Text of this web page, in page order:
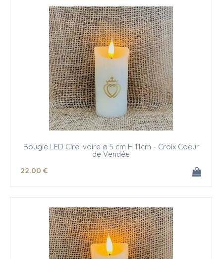
Bougie LED Cire Ivoire ø 5 cm H 11cm - Croix Coeur
de Vendée
22.00 €